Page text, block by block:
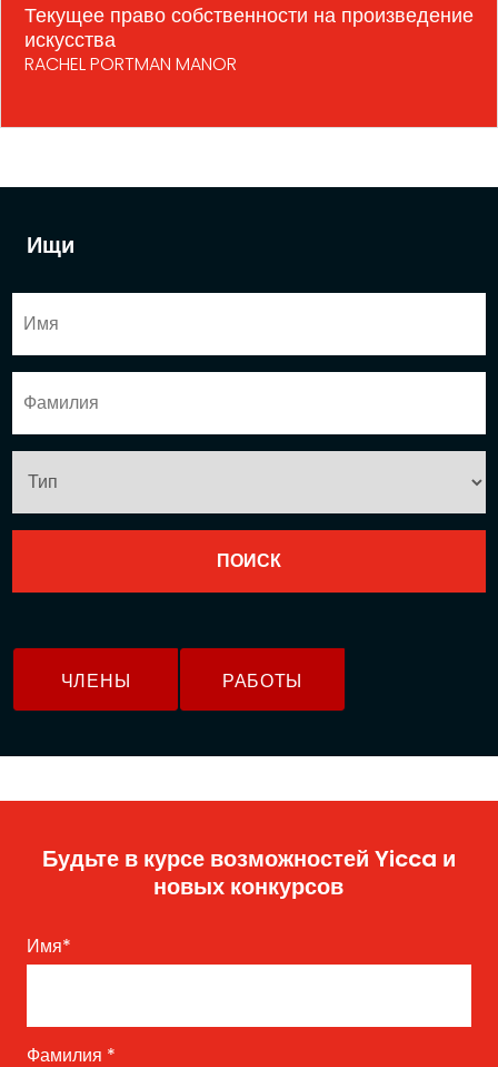
Ищи
ЧЛЕНЫ РАБОТЫ
Текущее право собственности на произведение
искусства
RACHEL PORTMAN MANOR
Будьте в курсе возможностей Yicca и
новых конкурсов
Имя*
Фамилия *